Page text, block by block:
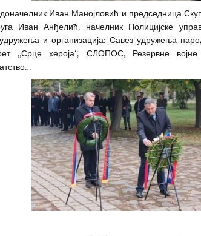
Иван Манојловић и председница
Иван Анђелић, начелник Полицијске
и организација: Савез удружења
„Срце хероја“, СЛОПОС, Резервне